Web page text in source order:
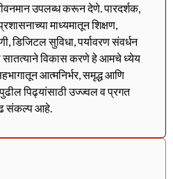
उपलब्ध करून देणे. पारदर्शक,
माध्यमातून शिक्षण,
डिजिटल सुविधा, पर्यावरण संवर्धन
विकास करणे हे आमचे ध्येय
आत्मनिर्भर, समृद्ध आणि
पिढ्यांसाठी उज्ज्वल व प्रगत
संकल्प आहे.